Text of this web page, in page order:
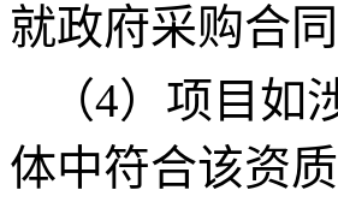
就政府采购合
（4）项目
体中符合该资